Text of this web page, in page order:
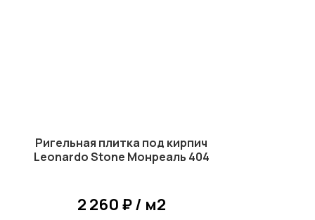
Ригельная плитка под кирпич
Leonardo Stone Монреаль 404
2 260 ₽ / м2